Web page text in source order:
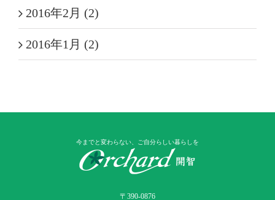
2016年2月 (2)
2016年1月 (2)
今までと変わらない、ご自分らしい暮らしを
〒390-0876